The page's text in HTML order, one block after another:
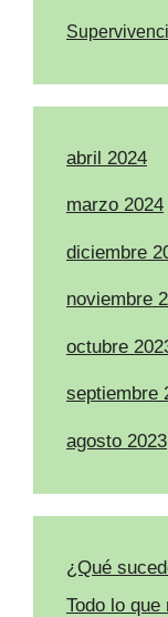
abril 2024
marzo 2024
diciembre
noviembre
octubre
septiembre
agosto 2023
¿Qué
Todo lo